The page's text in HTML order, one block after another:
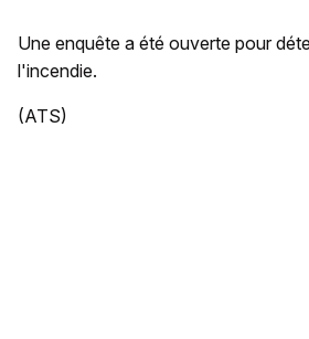
Une enquête a été ouverte pour
l'incendie.
(ATS)